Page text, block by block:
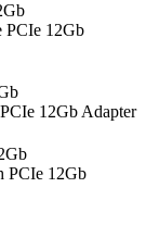
PCIe 12Gb
12Gb Adapter
PCIe 12Gb